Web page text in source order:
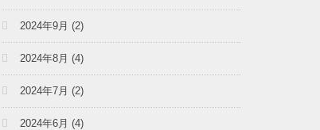
2024年9月 (2)
2024年8月 (4)
2024年7月 (2)
2024年6月 (4)